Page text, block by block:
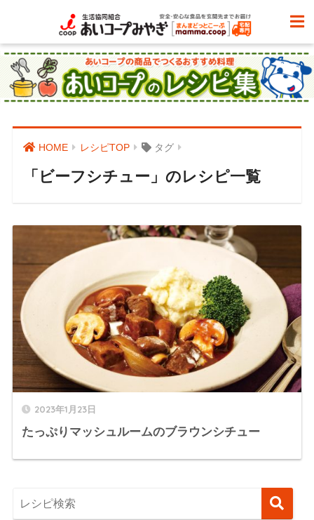
HOME レシピTOP タグ
「ビーフシチュー」のレシピ一覧
2023年1月23日
たっぷりマッシュルームのブラウンシチュー